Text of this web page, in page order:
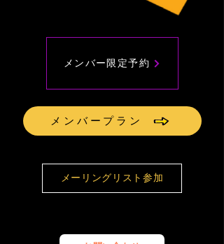
メンバー限定予約
メンバープラン
メーリングリスト参加